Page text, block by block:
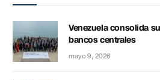
Venezuela consolida
bancos centrales
mayo 9, 2026